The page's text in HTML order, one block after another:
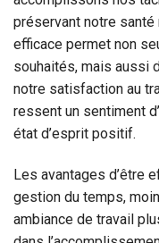
préservant notre santé
efficace permet non
souhaités, mais aussi
notre satisfaction au
ressent un sentiment
état d’esprit positif.
Les avantages d’être
gestion du temps,
ambiance de travail